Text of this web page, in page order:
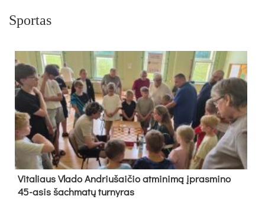
Sportas
Vi­ta­liaus Vla­do And­riu­šai­čio at­mi­ni­mą įpras­mi­no
45-asis šach­ma­tų tur­ny­ras